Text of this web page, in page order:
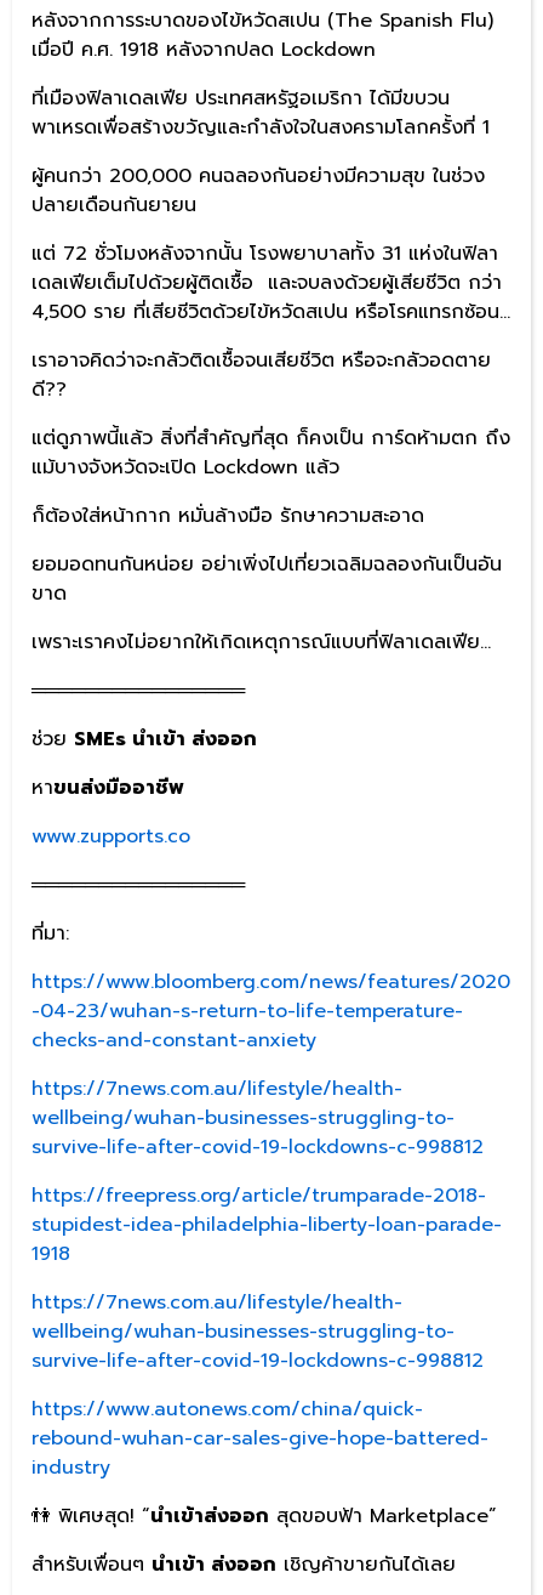
หลังจากการระบาดของไข้หวัดสเปน (The Spanish Flu)
เมื่อปี ค.ศ. 1918 หลังจากปลด Lockdown
ที่เมืองฟิลาเดลเฟีย ประเทศสหรัฐอเมริกา ได้มีขบวน
พาเหรดเพื่อสร้างขวัญและกำลังใจในสงครามโลกครั้งที่ 1
ผู้คนกว่า 200,000 คนฉลองกันอย่างมีความสุข ในช่วง
ปลายเดือนกันยายน
แต่ 72 ชั่วโมงหลังจากนั้น โรงพยาบาลทั้ง 31 แห่งในฟิลา
เดลเฟียเต็มไปด้วยผู้ติดเชื้อ และจบลงด้วยผู้เสียชีวิต กว่า
4,500 ราย ที่เสียชีวิตด้วยไข้หวัดสเปน หรือโรคแทรกซ้อน…
เราอาจคิดว่าจะกลัวติดเชื้อจนเสียชีวิต หรือจะกลัวอดตาย
ดี??
แต่ดูภาพนี้แล้ว สิ่งที่สำคัญที่สุด ก็คงเป็น การ์ดห้ามตก ถึง
แม้บางจังหวัดจะเปิด Lockdown แล้ว
ก็ต้องใส่หน้ากาก หมั่นล้างมือ รักษาความสะอาด
ยอมอดทนกันหน่อย อย่าเพิ่งไปเที่ยวเฉลิมฉลองกันเป็นอัน
ขาด
เพราะเราคงไม่อยากให้เกิดเหตุการณ์แบบที่ฟิลาเดลเฟีย…
════════════════
ช่วย SMEs นำเข้า ส่งออก
หาขนส่งมืออาชีพ
www.zupports.co
════════════════
ที่มา:
https://www.bloomberg.com/news/features/2020
-04-23/wuhan-s-return-to-life-temperature-
checks-and-constant-anxiety
https://7news.com.au/lifestyle/health-
wellbeing/wuhan-businesses-struggling-to-
survive-life-after-covid-19-lockdowns-c-998812
https://freepress.org/article/trumparade-2018-
stupidest-idea-philadelphia-liberty-loan-parade-
1918
https://7news.com.au/lifestyle/health-
wellbeing/wuhan-businesses-struggling-to-
survive-life-after-covid-19-lockdowns-c-998812
https://www.autonews.com/china/quick-
rebound-wuhan-car-sales-give-hope-battered-
industry
👫 พิเศษสุด! “นำเข้าส่งออก สุดขอบฟ้า Marketplace”
สำหรับเพื่อนๆ นำเข้า ส่งออก เชิญค้าขายกันได้เลย